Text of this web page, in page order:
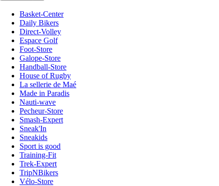
Basket-Center
Daily Bikers
Direct-Volley
Espace Golf
Foot-Store
Galope-Store
Handball-Store
House of Rugby
La sellerie de Maé
Made in Paradis
Nauti-wave
Pecheur-Store
Smash-Expert
Sneak'In
Sneakids
Sport is good
Training-Fit
Trek-Expert
TripNBikers
Vélo-Store